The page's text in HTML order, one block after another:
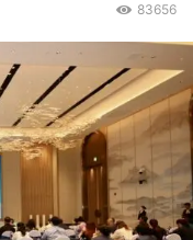
83656